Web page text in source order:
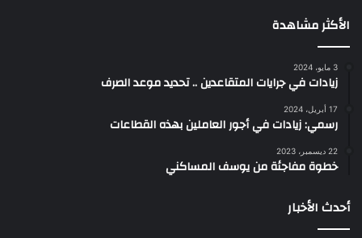
الأكثر مشاهدة
3 مايو، 2024
زيادات في جرايات المتقاعدين .. تحديد موعد الصرف
17 أبريل، 2024
رسمي: زيادات في أجور العاملين بهذه القطاعات
22 ديسمبر، 2023
خطوة مفاجئة من يوسف المساكني
أحدث الأخبار